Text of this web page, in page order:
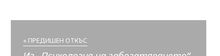
« ПРЕДИШЕН ОТКЪС